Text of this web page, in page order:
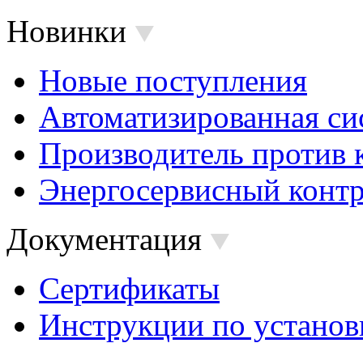
Новинки
Новые поступления
Автоматизированная
Производитель против
Энергосервисный
Документация
Сертификаты
Инструкции по